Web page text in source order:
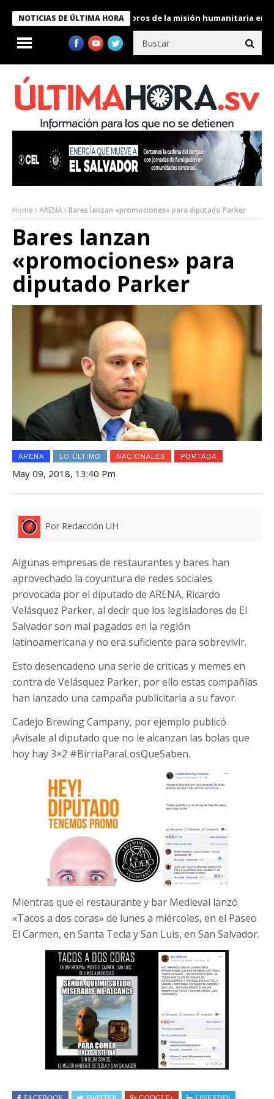
NOTICIAS DE ÚLTIMA HORA
Bukele condecora a miembros de la misión humanitaria enviada
Home ARENA Bares lanzan «promociones» para diputado Parker
Bares lanzan
«promociones» para
diputado Parker
ARENA LO ÚLTIMO NACIONALES PORTADA
May 09, 2018, 13:40 Pm
Por Redacción UH
Algunas empresas de restaurantes y bares han
aprovechado la coyuntura de redes sociales
provocada por el diputado de ARENA, Ricardo
Velásquez Parker, al decir que los legisladores de El
Salvador son mal pagados en la región
latinoamericana y no era suficiente para sobrevivir.
Esto desencadeno una serie de criticas y memes en
contra de Velásquez Parker, por ello estas compañías
han lanzado una campaña publicitaria a su favor.
Cadejo Brewing Campany, por ejemplo publicó
¡Avísale al diputado que no le alcanzan las bolas que
hoy hay 3×2 #BirriaParaLosQueSaben.
Mientras que el restaurante y bar Medieval lanzó
«Tacos a dos coras» de lunes a miércoles, en el Paseo
El Carmen, en Santa Tecla y San Luis, en San Salvador.